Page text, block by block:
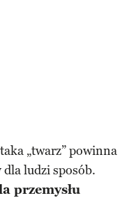
„twarz” powinna
dla ludzi sposób.
przemysłu